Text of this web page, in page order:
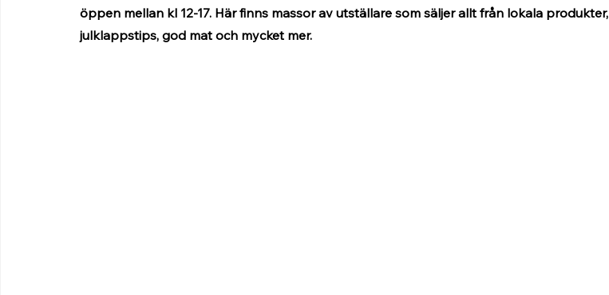
öppen mellan kl 12-17. Här finns massor av utställare som säljer allt från lokala produkter,
julklappstips, god mat och mycket mer.